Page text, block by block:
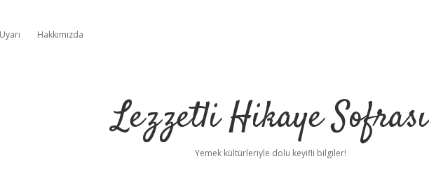
Hakkımızda
Lezzetli Hikaye Sofrası
Yemek kültürleriyle dolu keyifli bilgiler!